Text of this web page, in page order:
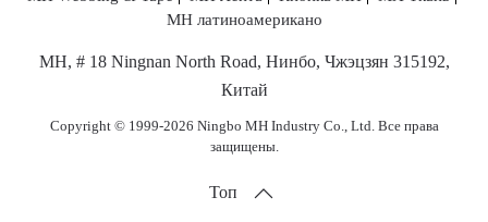
MH латиноамерикано
MH, # 18 Ningnan North Road, Нинбо, Чжэцзян 315192,
Китай
Copyright © 1999-2026 Ningbo MH Industry Co., Ltd. Все права
защищены.
Топ